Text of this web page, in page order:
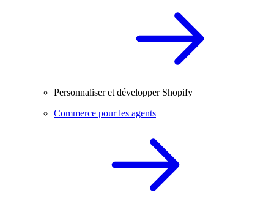
Personnaliser et développer Shopify
Commerce pour les agents